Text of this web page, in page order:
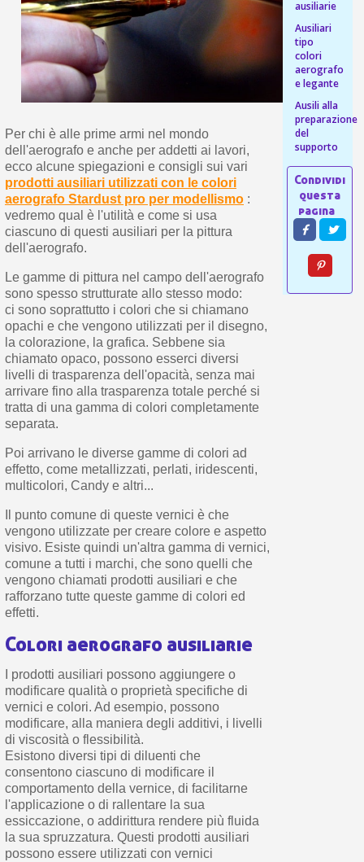
Per chi è alle prime armi nel mondo
dell'aerografo e anche per addetti ai lavori,
ecco alcune spiegazioni e consigli sui vari
prodotti ausiliari utilizzati con le colori
aerografo Stardust pro per modellismo:
vedremo qual è l'utilità e come si usa
ciascuno di questi ausiliari per la pittura
dell'aerografo.
Le gamme di pittura nel campo dell'aerografo
sono spesso strutturate allo stesso modo:
ci sono soprattutto i colori che si chiamano
opachi e che vengono utilizzati per il disegno,
la colorazione, la grafica. Sebbene sia
chiamato opaco, possono esserci diversi
livelli di trasparenza dell'opacità, senza mai
arrivare fino alla trasparenza totale perché si
tratta di una gamma di colori completamente
separata.
Poi arrivano le diverse gamme di colori ad
effetto, come metallizzati, perlati, iridescenti,
multicolori, Candy e altri...
Il punto comune di queste vernici è che
vengono utilizzate per creare colore e aspetto
visivo. Esiste quindi un'altra gamma di vernici,
comune a tutti i marchi, che sono quelli che
vengono chiamati prodotti ausiliari e che
rafforzano tutte queste gamme di colori ed
effetti.
Colori aerografo ausiliarie
I prodotti ausiliari possono aggiungere o
modificare qualità o proprietà specifiche di
vernici e colori. Ad esempio, possono
modificare, alla maniera degli additivi, i livelli
di viscosità o flessibilità.
Esistono diversi tipi di diluenti che
consentono ciascuno di modificare il
comportamento della vernice, di facilitarne
l'applicazione o di rallentare la sua
essiccazione, o addirittura rendere più fluida
la sua spruzzatura. Questi prodotti ausiliari
possono essere utilizzati con vernici
ausiliarie
Ausiliari
tipo
colori
aerografo
e legante
Ausili alla
preparazione
del
supporto